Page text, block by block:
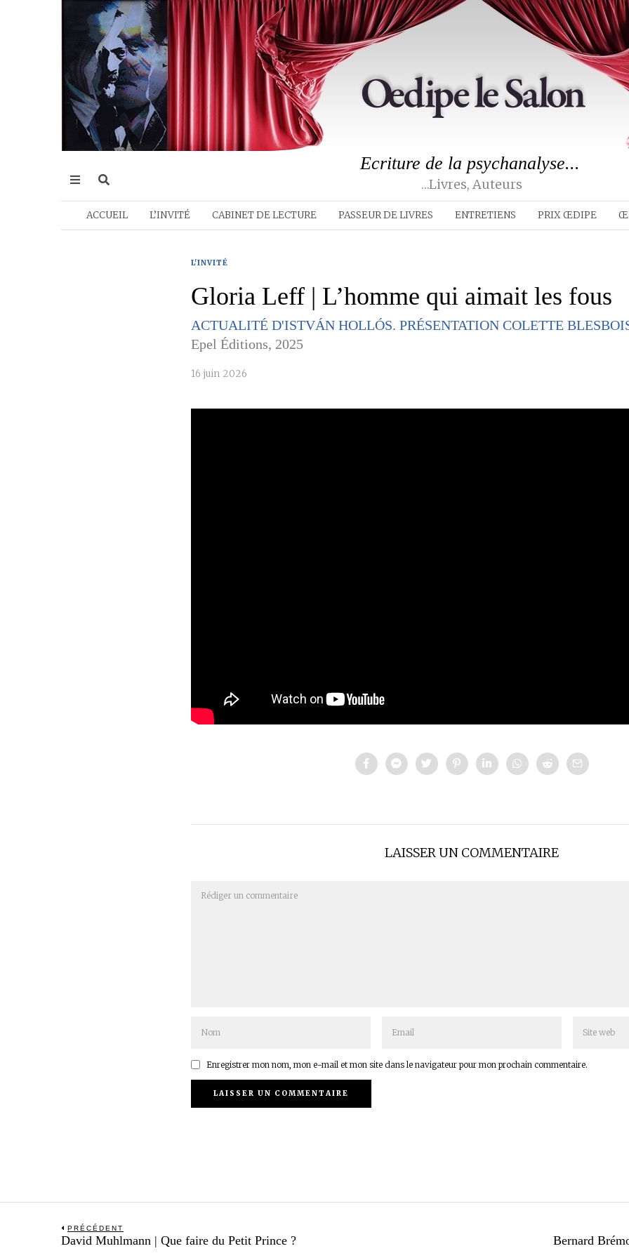
Ecriture de la psychanalyse...
…livres, Auteurs
ACCUEIL L’INVITÉ CABINET DE LECTURE PASSEUR DE LIVRES ENTRETIENS PRIX ŒDIPE
L'INVITÉ
Gloria Leff | L’homme qui aimait les fous
ACTUALITÉ D'ISTVÁN HOLLÓS. PRÉSENTATION COLETTE
Epel Éditions, 2025
16 juin 2026
LAISSER UN COMMENTAIRE
Enregistrer mon nom, mon e-mail et mon site dans le navigateur pour mon prochain commentaire.
Navigation
de
PRÉCÉDENT
Previous
David Muhlmann | Que faire du Petit Prince ? Bernard